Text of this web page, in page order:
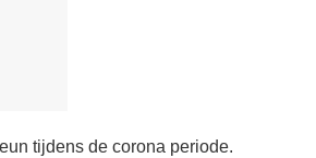
tijdens de corona periode.